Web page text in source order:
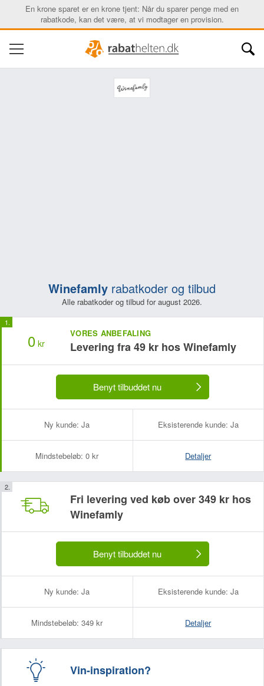
En krone sparet er en krone tjent: Når du sparer penge med en
rabatkode, kan det være, at vi modtager en provision.
Winefamly rabatkoder og tilbud
Alle rabatkoder og tilbud for august 2026.
0 kr
VORES ANBEFALING
Levering fra 49 kr hos Winefamly
Benyt tilbuddet nu
Ny kunde: Ja Eksisterende kunde: Ja
Mindstebeløb: 0 kr Detaljer
Fri levering ved køb over 349 kr hos
Winefamly
Benyt tilbuddet nu
Ny kunde: Ja Eksisterende kunde: Ja
Mindstebeløb: 349 kr Detaljer
Vin-inspiration?
Dit navn:
Din e-mailadresse (bliver ikke offentliggjort):